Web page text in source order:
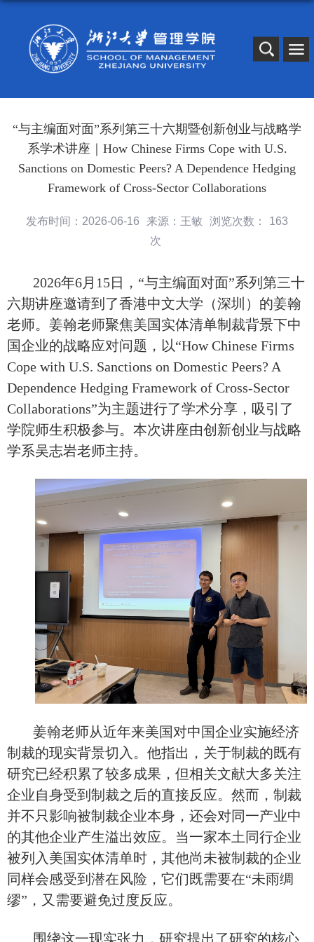
“与主编面对面”系列第三十六期暨创新创业与战略学
系学术讲座｜How Chinese Firms Cope with U.S.
Sanctions on Domestic Peers? A Dependence Hedging
Framework of Cross-Sector Collaborations
发布时间：2026-06-16 来源：王敏 浏览次数：
163
次
2026年6月15日， “与主编面对面”系列第三十
六期讲座邀请到了香港中文大学 （深圳）的姜翰
老师。姜翰老师聚焦美国实体清单制裁背景下中
国企业的战略应对问题 ，以“How Chinese Firms
Cope with U.S. Sanctions on Domestic Peers? A
Dependence Hedging Framework of Cross-Sector
Collaborations”为主题进行了学术分享，吸引了
学院师生积极参与。 本次讲座由创新创业与战略
学系吴志岩老师主持。
姜翰老师从近年来美国对中国企业实施经济
制裁的现实背景切入。他指出，关于制裁的既有
研究已经积累了较多成果，但相关文献大多关注
企业自身受到制裁之后的直接反应。然而， 制裁
并不只影响被制裁企业本身，还会对同一产业中
的其他企业产生溢出效应。当一家本土同行企业
被列入美国实体清单时，其他尚未被制裁的企业
同样会感受到潜在风险， 它们既需要在“未雨绸
缪”，又需要避免过度反应。
围绕这一现实张力， 研究提出了研究的核心